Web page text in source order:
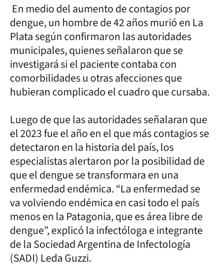
En medio del aumento de contagios por
dengue, un hombre de 42 años murió en La
Plata según confirmaron las autoridades
municipales, quienes señalaron que se
investigará si el paciente contaba con
comorbilidades u otras afecciones que
hubieran complicado el cuadro que cursaba.
Luego de que las autoridades señalaran que
el 2023 fue el año en el que más contagios se
detectaron en la historia del país, los
especialistas alertaron por la posibilidad de
que el dengue se transformara en una
enfermedad endémica. “La enfermedad se
va volviendo endémica en casi todo el país
menos en la Patagonia, que es área libre de
dengue”, explicó la infectóloga e integrante
de la Sociedad Argentina de Infectología
(SADI) Leda Guzzi.